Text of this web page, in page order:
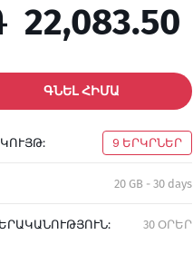
22,083.50
ԳՆԵԼ ՀԻՄԱ
9 ԵՐԿՐՆԵՐ
20 GB - 30 days
30 ՕՐԵՐ